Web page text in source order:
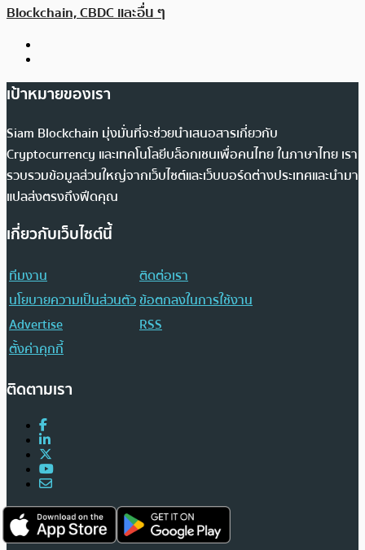
Blockchain, CBDC และอื่น ๆ
เป้าหมายของเรา
Siam Blockchain มุ่งมั่นที่จะช่วยนำเสนอสารเกี่ยวกับ
Cryptocurrency และเทคโนโลยีบล็อกเชนเพื่อคนไทย ในภาษาไทย เรา
รวบรวมข้อมูลส่วนใหญ่จากเว็บไซต์และเว็บบอร์ดต่างประเทศและนำมา
แปลส่งตรงถึงฟีดคุณ
เกี่ยวกับเว็บไซต์นี้
ทีมงาน
ติดต่อเรา
นโยบายความเป็นส่วนตัวข้อตกลงในการใช้งาน
Advertise
RSS
ตั้งค่าคุกกี้
ติดตามเรา